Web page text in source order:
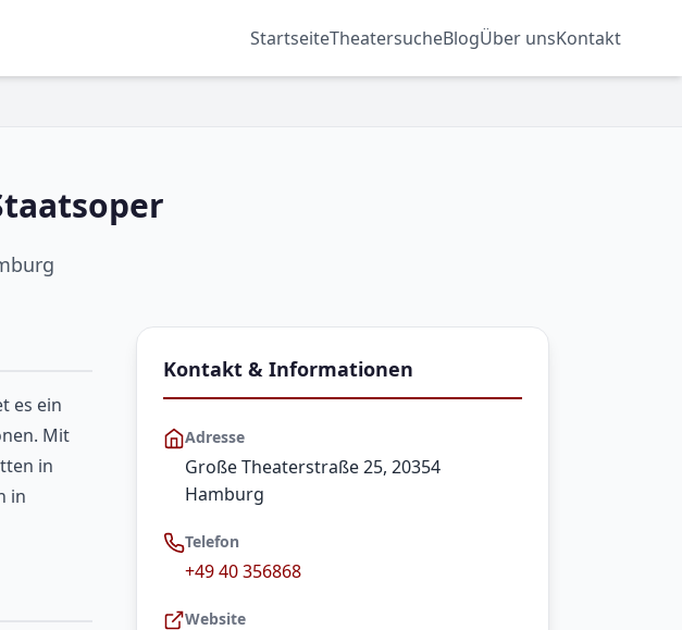
StartseiteTheatersucheBlogÜber unsKontaktOPER
es ein
Mit
in
in
Kontakt & Informationen
Adresse
Große Theaterstraße 25, 20354
Hamburg
Telefon
+49 40 356868
Website